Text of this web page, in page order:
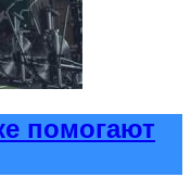
помогают